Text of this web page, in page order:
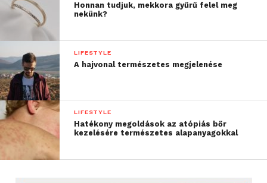
Honnan tudjuk, mekkora gyűrű felel meg
nekünk?
LIFESTYLE
A hajvonal természetes megjelenése
LIFESTYLE
Hatékony megoldások az atópiás bőr
kezelésére természetes alapanyagokkal